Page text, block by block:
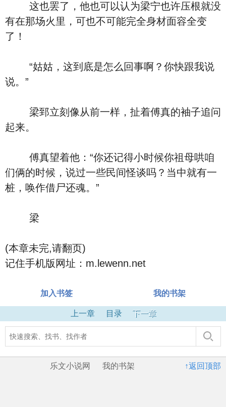
这也罢了，他也可以认为梁宁也许压根就没
有在那场火里，可也不可能完全身材面容全变
了！
“姑姑，这到底是怎么回事啊？你快跟我说
说。”
梁郅立刻像从前一样，扯着傅真的袖子追问
起来。
傅真望着他：“你还记得小时候你祖母哄咱
们俩的时候，说过一些民间怪谈吗？当中就有一
桩，唤作借尸还魂。”
梁
(本章未完,请翻页)
记住手机版网址：m.lewenn.net
加入书签 我的书架
上一章 目录 下一章
↑返回顶部
乐文小说网 我的书架